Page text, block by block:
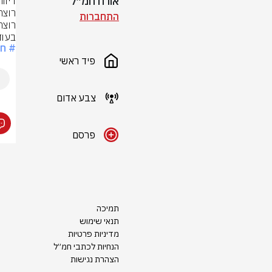
התחברות
פיד ראשי
צבע אדום
פרסם
תמיכה
תנאי שימוש
מדיניות פרטיות
הנחיות לכתבי חמ״ל
הצהרת נגישות
#